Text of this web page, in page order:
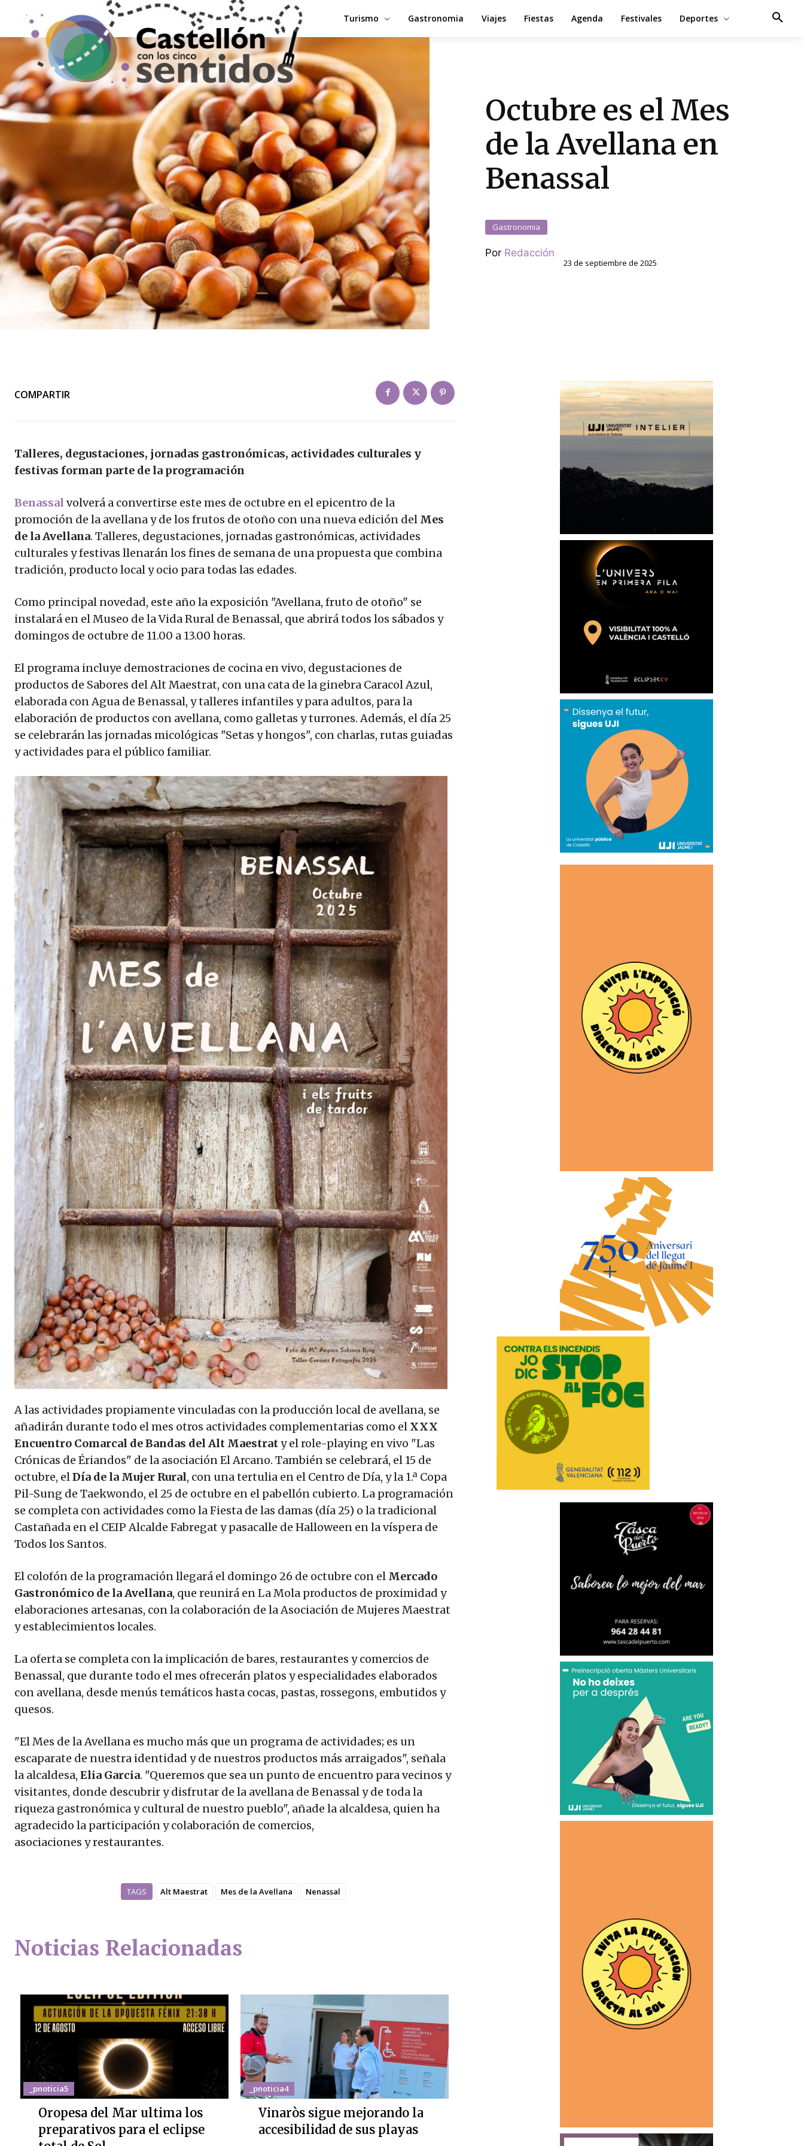
Turismo Gastronomia Viajes Fiestas Agenda Festivales Deportes
Octubre es el Mes
de la Avellana en
Benassal
Gastronomia
Por Redacción
23 de septiembre de 2025
COMPARTIR
Talleres, degustaciones, jornadas gastronómicas, actividades culturales y
festivas forman parte de la programación
Benassal volverá a convertirse este mes de octubre en el epicentro de la
promoción de la avellana y de los frutos de otoño con una nueva edición del Mes
de la Avellana. Talleres, degustaciones, jornadas gastronómicas, actividades
culturales y festivas llenarán los fines de semana de una propuesta que combina
tradición, producto local y ocio para todas las edades.
Como principal novedad, este año la exposición "Avellana, fruto de otoño" se
instalará en el Museo de la Vida Rural de Benassal, que abrirá todos los sábados y
domingos de octubre de 11.00 a 13.00 horas.
El programa incluye demostraciones de cocina en vivo, degustaciones de
productos de Sabores del Alt Maestrat, con una cata de la ginebra Caracol Azul,
elaborada con Agua de Benassal, y talleres infantiles y para adultos, para la
elaboración de productos con avellana, como galletas y turrones. Además, el día 25
se celebrarán las jornadas micológicas "Setas y hongos", con charlas, rutas guiadas
y actividades para el público familiar.
A las actividades propiamente vinculadas con la producción local de avellana, se
añadirán durante todo el mes otros actividades complementarias como el XXX
Encuentro Comarcal de Bandas del Alt Maestraty el role-playing en vivo "Las
Crónicas de Ériandos" de la asociación El Arcano. También se celebrará, el 15 de
octubre, elDía de la Mujer Rural, con una tertulia en el Centro de Día, y la 1.ª Copa
Pil-Sung de Taekwondo, el 25 de octubre en el pabellón cubierto. La programación
se completa con actividades como la Fiesta de las damas (día 25) o la tradicional
Castañada en el CEIP Alcalde Fabregat y pasacalle de Halloween en la víspera de
Todos los Santos.
El colofón de la programación llegará el domingo 26 de octubre con el Mercado
Gastronómico de la Avellana, que reunirá en La Mola productos de proximidad y
elaboraciones artesanas, con la colaboración de la Asociación de Mujeres Maestrat
y establecimientos locales.
La oferta se completa con la implicación de bares, restaurantes y comercios de
Benassal, que durante todo el mes ofrecerán platos y especialidades elaborados
con avellana, desde menús temáticos hasta cocas, pastas, rossegons, embutidos y
quesos.
"El Mes de la Avellana es mucho más que un programa de actividades; es un
escaparate de nuestra identidad y de nuestros productos más arraigados", señala
la alcaldesa, Elia Garcia. "Queremos que sea un punto de encuentro para vecinos y
visitantes, donde descubrir y disfrutar de la avellana de Benassal y de toda la
riqueza gastronómica y cultural de nuestro pueblo", añade la alcaldesa, quien ha
agradecido la participación y colaboración de comercios,
asociaciones y restaurantes.
TAGS Alt Maestrat Mes de la Avellana Nenassal
Noticias Relacionadas
_pnoticia5
Oropesa del Mar ultima los
preparativos para el eclipse
_pnoticia4
Vinaròs sigue mejorando la
accesibilidad de sus playas